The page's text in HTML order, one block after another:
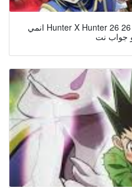
انمي Hunter X Hunter 26 مترجم اون لاين القناص الحلقة 26
جواب نت